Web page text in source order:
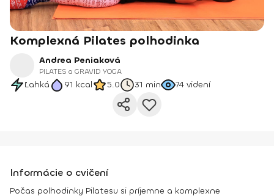
Komplexná Pilates polhodinka
Andrea Peniaková
PILATES a GRAVID YOGA
Ľahká 91 kcal 5.0 31 min 74 videní
Informácie o cvičení
Počas polhodinky Pilatesu si príjemne a komplexne